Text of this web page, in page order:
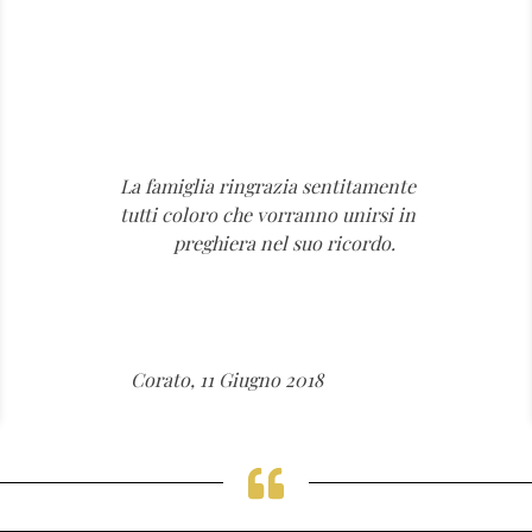
La famiglia ringrazia sentitamente
tutti coloro che vorranno unirsi in
preghiera nel suo ricordo.
Corato, 11 Giugno 2018